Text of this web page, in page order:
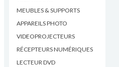
MEUBLES & SUPPORTS
APPAREILS PHOTO
VIDEOPROJECTEURS
RÉCEPTEURS NUMÉRIQUES
LECTEUR DVD